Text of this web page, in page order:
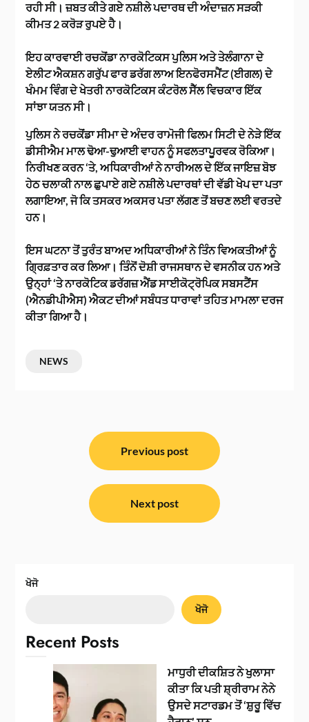
ਰਹੀ ਸੀ। ਜ਼ਬਤ ਕੀਤੇ ਗਏ ਨਸ਼ੀਲੇ ਪਦਾਰਥ ਦੀ ਅੰਦਾਜ਼ਨ ਸੜਕੀ
ਕੀਮਤ 2 ਕਰੋੜ ਰੁਪਏ ਹੈ।
ਇਹ ਕਾਰਵਾਈ ਰਚਕੋਂਡਾ ਨਾਰਕੋਟਿਕਸ ਪੁਲਿਸ ਅਤੇ ਤੇਲੰਗਾਨਾ ਦੇ
ਏਲੀਟ ਐਕਸ਼ਨ ਗਰੁੱਪ ਫਾਰ ਡਰੱਗ ਲਾਅ ਇਨਫੋਰਸਮੈਂਟ (ਈਗਲ) ਦੇ
ਖੰਮਮ ਵਿੰਗ ਦੇ ਖੇਤਰੀ ਨਾਰਕੋਟਿਕਸ ਕੰਟਰੋਲ ਸੈੱਲ ਵਿਚਕਾਰ ਇੱਕ
ਸਾਂਝਾ ਯਤਨ ਸੀ।
ਪੁਲਿਸ ਨੇ ਰਚਕੋਂਡਾ ਸੀਮਾ ਦੇ ਅੰਦਰ ਰਾਮੋਜੀ ਫਿਲਮ ਸਿਟੀ ਦੇ ਨੇੜੇ ਇੱਕ
ਡੀਸੀਐਮ ਮਾਲ ਢੋਆ-ਢੁਆਈ ਵਾਹਨ ਨੂੰ ਸਫਲਤਾਪੂਰਵਕ ਰੋਕਿਆ।
ਨਿਰੀਖਣ ਕਰਨ ‘ਤੇ, ਅਧਿਕਾਰੀਆਂ ਨੇ ਨਾਰੀਅਲ ਦੇ ਇੱਕ ਜਾਇਜ਼ ਬੋਝ
ਹੇਠ ਚਲਾਕੀ ਨਾਲ ਛੁਪਾਏ ਗਏ ਨਸ਼ੀਲੇ ਪਦਾਰਥਾਂ ਦੀ ਵੱਡੀ ਖੇਪ ਦਾ ਪਤਾ
ਲਗਾਇਆ, ਜੋ ਕਿ ਤਸਕਰ ਅਕਸਰ ਪਤਾ ਲੱਗਣ ਤੋਂ ਬਚਣ ਲਈ ਵਰਤਦੇ
ਹਨ।
ਇਸ ਘਟਨਾ ਤੋਂ ਤੁਰੰਤ ਬਾਅਦ ਅਧਿਕਾਰੀਆਂ ਨੇ ਤਿੰਨ ਵਿਅਕਤੀਆਂ ਨੂੰ
ਗ੍ਰਿਫ਼ਤਾਰ ਕਰ ਲਿਆ। ਤਿੰਨੋਂ ਦੋਸ਼ੀ ਰਾਜਸਥਾਨ ਦੇ ਵਸਨੀਕ ਹਨ ਅਤੇ
ਉਨ੍ਹਾਂ ‘ਤੇ ਨਾਰਕੋਟਿਕ ਡਰੱਗਜ਼ ਐਂਡ ਸਾਈਕੋਟ੍ਰੋਪਿਕ ਸਬਸਟੈਂਸ
(ਐਨਡੀਪੀਐਸ) ਐਕਟ ਦੀਆਂ ਸਬੰਧਤ ਧਾਰਾਵਾਂ ਤਹਿਤ ਮਾਮਲਾ ਦਰਜ
ਕੀਤਾ ਗਿਆ ਹੈ।
NEWS
Previous post
Next post
ਖੋਜੋ
ਖੋਜੋ
Recent Posts
ਮਾਧੁਰੀ ਦੀਕਸ਼ਿਤ ਨੇ ਖੁਲਾਸਾ
ਕੀਤਾ ਕਿ ਪਤੀ ਸ਼੍ਰੀਰਾਮ ਨੇਨੇ
ਉਸਦੇ ਸਟਾਰਡਮ ਤੋਂ ‘ਸ਼ੁਰੂ ਵਿੱਚ